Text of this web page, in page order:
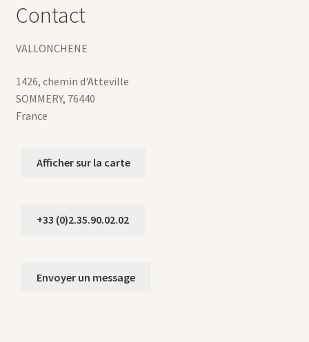
Contact
VALLONCHENE
1426, chemin d'Atteville
SOMMERY, 76440
France
Afficher sur la carte
+33 (0)2.35.90.02.02
Envoyer un message